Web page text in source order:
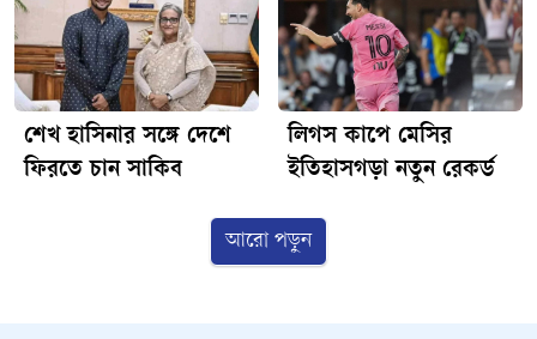
শেখ হাসিনার সঙ্গে দেশে
ফিরতে চান সাকিব
লিগস কাপে মেসির
ইতিহাসগড়া নতুন রেকর্ড
আরো পড়ুন